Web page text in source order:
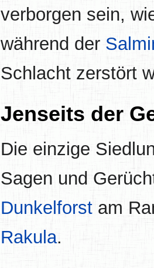
verborgen sein,
während der
Schlacht zerstört
Jenseits der
Die einzige
Sagen und
Dunkelforst am
Rakula.